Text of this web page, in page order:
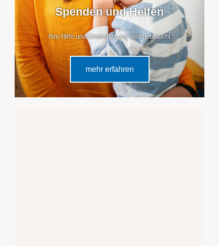
Spenden und Helfen
Ihre Hilfe und Unterstützung wird gebraucht
mehr erfahren